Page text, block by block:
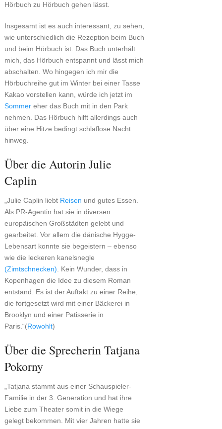
Hörbuch zu Hörbuch gehen lässt.
Insgesamt ist es auch interessant, zu sehen,
wie unterschiedlich die Rezeption beim Buch
und beim Hörbuch ist. Das Buch unterhält
mich, das Hörbuch entspannt und lässt mich
abschalten. Wo hingegen ich mir die
Hörbuchreihe gut im Winter bei einer Tasse
Kakao vorstellen kann, würde ich jetzt im
Sommereher das Buch mit in den Park
nehmen. Das Hörbuch hilft allerdings auch
über eine Hitze bedingt schlaflose Nacht
hinweg.
Über die Autorin Julie
Caplin
„Julie Caplin liebt Reisen und gutes Essen.
Als PR-Agentin hat sie in diversen
europäischen Großstädten gelebt und
gearbeitet. Vor allem die dänische Hygge-
Lebensart konnte sie begeistern – ebenso
wie die leckeren kanelsnegle
(Zimtschnecken) . Kein Wunder, dass in
Kopenhagen die Idee zu diesem Roman
entstand. Es ist der Auftakt zu einer Reihe,
die fortgesetzt wird mit einer Bäckerei in
Brooklyn und einer Patisserie in
Paris.“(Rowohlt)
Über die Sprecherin Tatjana
Pokorny
„Tatjana stammt aus einer Schauspieler-
Familie in der 3. Generation und hat ihre
Liebe zum Theater somit in die Wiege
gelegt bekommen. Mit vier Jahren hatte sie